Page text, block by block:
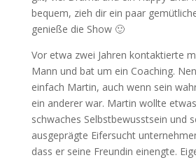
bequem, zieh dir ein paar
genieße die Show 🙂
Vor etwa zwei Jahren kontaktierte
Mann und bat um ein Coaching.
einfach Martin, auch wenn sein
ein anderer war. Martin wollte
schwaches Selbstbewusstsein und
ausgeprägte Eifersucht
dass er seine Freundin einengte.